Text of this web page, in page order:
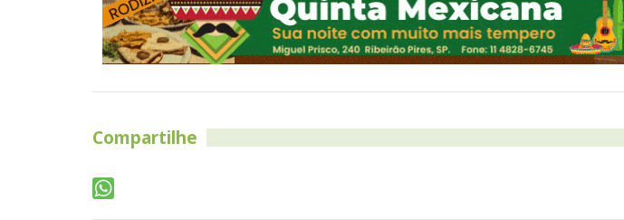
Compartilhe